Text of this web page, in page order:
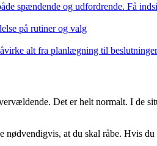
spændende og udfordrende. Få
på rutiner og valg
alt fra planlægning til
Det er helt normalt. I de
at du skal råbe. Hvis